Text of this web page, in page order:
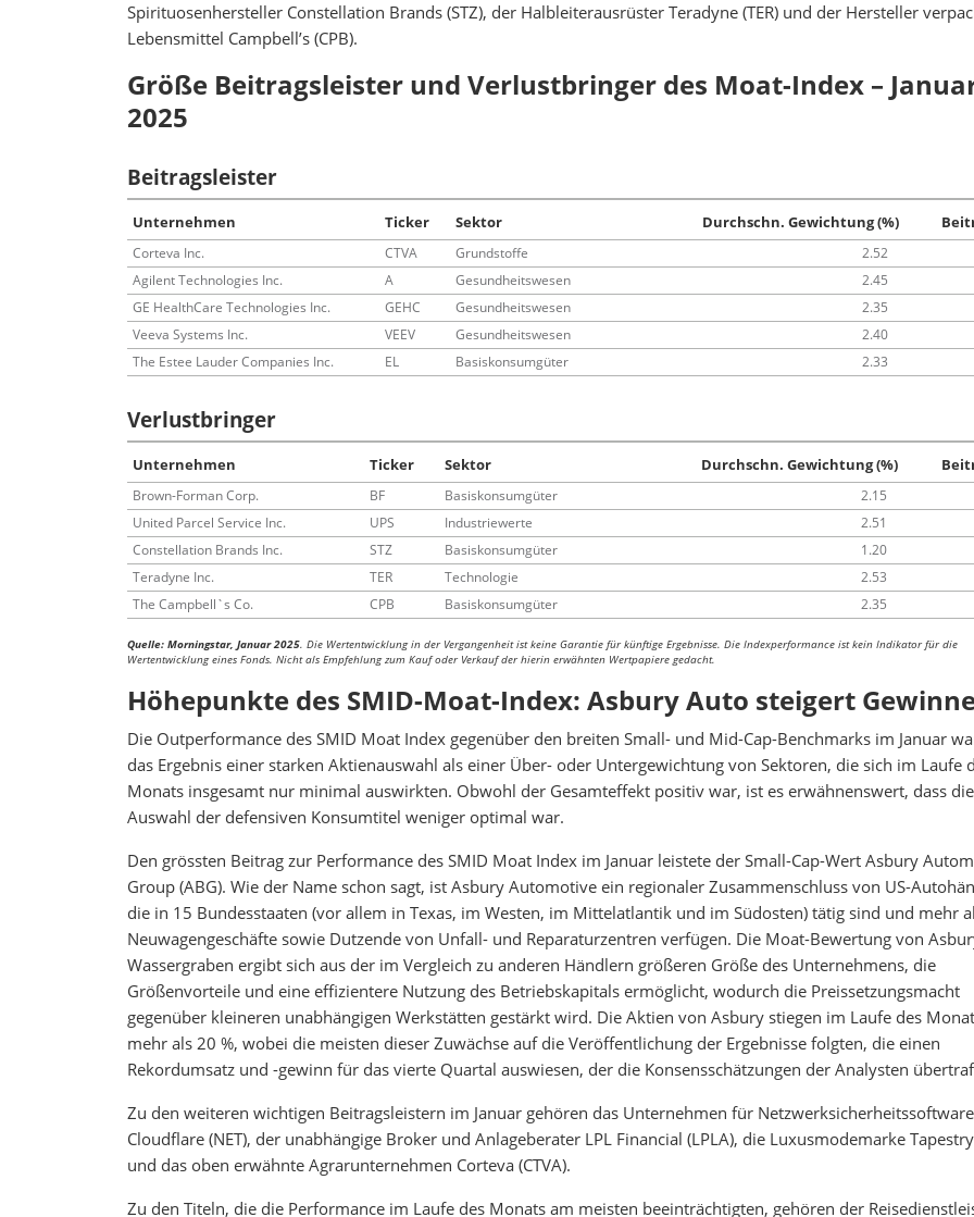
Spirituosenhersteller Constellation Brands (STZ), der Halbleiterausrüster Teradyne (TER) und der Hersteller
Lebensmittel Campbell’s (CPB).
Größe Beitragsleister und Verlustbringer des Moat-Index –
2025
Beitragsleister
Unternehmen Ticker Sektor Durchschn. Gewichtung (%)
Corteva Inc. CTVA Grundstoffe 2.52
Agilent Technologies Inc.
A Gesundheitswesen 2.45
GE HealthCare Technologies Inc.
GEHC Gesundheitswesen 2.35
Veeva Systems Inc.
VEEV Gesundheitswesen 2.40
The Estee Lauder Companies Inc.
EL Basiskonsumgüter 2.33
Verlustbringer
Unternehmen Ticker Sektor Durchschn. Gewichtung (%)
Brown-Forman Corp. BF Basiskonsumgüter 2.15
United Parcel Service Inc.
UPS Industriewerte 2.51
Constellation Brands Inc.
STZ Basiskonsumgüter 1.20
Teradyne Inc.
TER Technologie 2.53
The Campbell`s Co.
CPB Basiskonsumgüter 2.35
Quelle: Morningstar, Januar 2025. Die Wertentwicklung in der Vergangenheit ist keine Garantie für künftige Ergebnisse. Die Indexperformance ist kein Indikator für die
Wertentwicklung eines Fonds. Nicht als Empfehlung zum Kauf oder Verkauf der hierin erwähnten Wertpapiere gedacht.
Höhepunkte des SMID-Moat-Index: Asbury Auto steigert
Die Outperformance des SMID Moat Index gegenüber den breiten Small- und Mid-Cap-Benchmarks im Januar
das Ergebnis einer starken Aktienauswahl als einer Über- oder Untergewichtung von Sektoren, die sich im Laufe
Monats insgesamt nur minimal auswirkten. Obwohl der Gesamteffekt positiv war, ist es erwähnenswert, dass die
Auswahl der defensiven Konsumtitel weniger optimal war.
Den grössten Beitrag zur Performance des SMID Moat Index im Januar leistete der Small-Cap-Wert Asbury
Group (ABG). Wie der Name schon sagt, ist Asbury Automotive ein regionaler Zusammenschluss von US-
die in 15 Bundesstaaten (vor allem in Texas, im Westen, im Mittelatlantik und im Südosten) tätig sind und mehr
Neuwagengeschäfte sowie Dutzende von Unfall- und Reparaturzentren verfügen. Die Moat-Bewertung von
Wassergraben ergibt sich aus der im Vergleich zu anderen Händlern größeren Größe des Unternehmens, die
Größenvorteile und eine effizientere Nutzung des Betriebskapitals ermöglicht, wodurch die Preissetzungsmacht
gegenüber kleineren unabhängigen Werkstätten gestärkt wird. Die Aktien von Asbury stiegen im Laufe des
mehr als 20 %, wobei die meisten dieser Zuwächse auf die Veröffentlichung der Ergebnisse folgten, die einen
Rekordumsatz und -gewinn für das vierte Quartal auswiesen, der die Konsensschätzungen der Analysten
Zu den weiteren wichtigen Beitragsleistern im Januar gehören das Unternehmen für Netzwerksicherheitssoftware
Cloudflare (NET), der unabhängige Broker und Anlageberater LPL Financial (LPLA), die Luxusmodemarke Tapestry
und das oben erwähnte Agrarunternehmen Corteva (CTVA).
Zu den Titeln, die die Performance im Laufe des Monats am meisten beeinträchtigten, gehören der